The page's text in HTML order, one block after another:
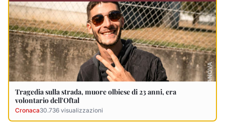
Tragedia sulla strada, muore olbiese di 23 anni, era
volontario dell'Oftal
Cronaca30.736 visualizzazioni